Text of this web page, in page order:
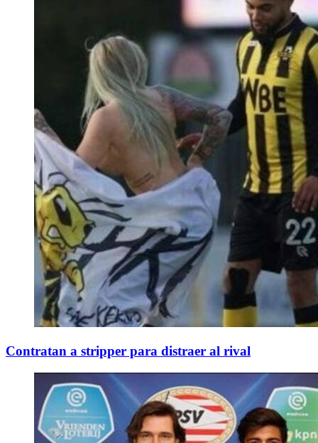
Contratan a stripper para distraer al rival